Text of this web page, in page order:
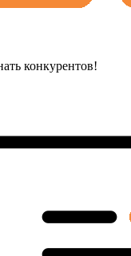
конкурентов!